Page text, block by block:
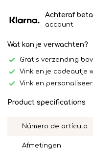
Achteraf
account
Wat kan je verwachten?
Gratis verzending
Vink en je cadeautje
Vink en
Product specifications
Número de artículo:
Afmetingen